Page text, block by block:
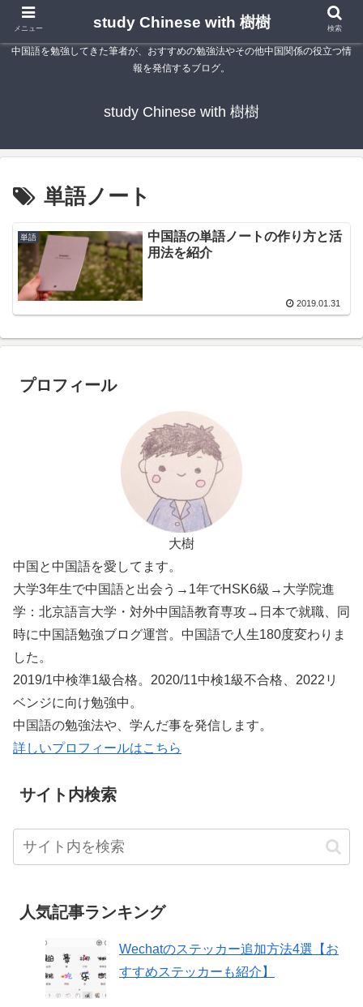
中国語を勉強してきた筆者が、おすすめの勉強法やその他中国関係の役立つ情
報を発信するブログ。
study Chinese with 樹樹
単語ノート
単語
中国語の単語ノートの作り方と活
用法を紹介
2019.01.31
プロフィール
大樹
中国と中国語を愛してます。
大学3年生で中国語と出会う→1年でHSK6級→大学院進
学：北京語言大学・対外中国語教育専攻→日本で就職、同
時に中国語勉強ブログ運営。中国語で人生180度変わりま
した。
2019/1中検準1級合格。2020/11中検1級不合格、2022リ
ベンジに向け勉強中。
中国語の勉強法や、学んだ事を発信します。
詳しいプロフィールはこちら
サイト内検索
人気記事ランキング
Wechatのステッカー追加方法4選【お
すすめステッカーも紹介】
メニュー study Chinese with 樹樹 検索